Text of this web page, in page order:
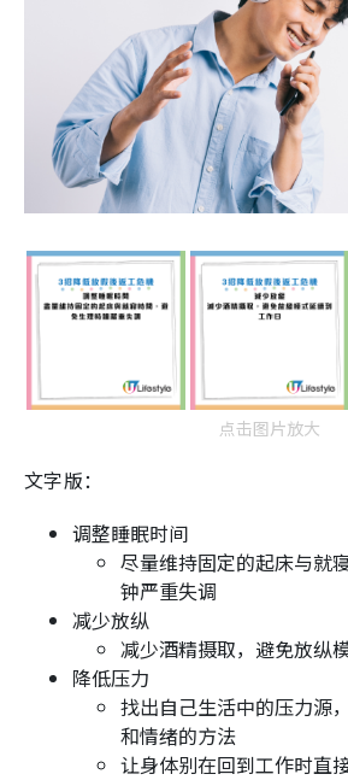
点击图片放大
文字版：
调整睡眠时间
尽量维持固定的起床与就
钟严重失调
减少放纵
减少酒精摄取，避免放纵
降低压力
找出自己生活中的压力源
和情绪的方法
让身体别在回到工作时直